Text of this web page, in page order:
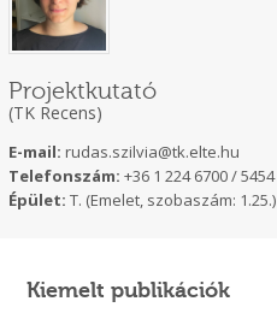
Projektkutató
(TK Recens)
E-mail: rudas.szilvia@tk.elte.hu
Telefonszám: +36 1 224 6700 / 5454
Épület: T. (Emelet, szobaszám: 1.25.)
Kiemelt publikációk